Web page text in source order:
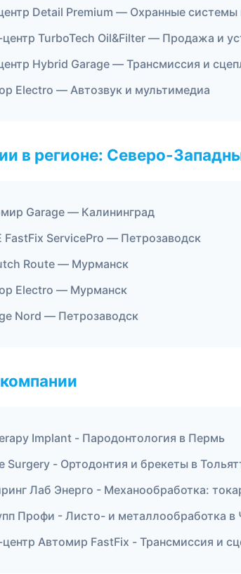
Detail Premium — Охранные системы
TurboTech Oil&Filter — Продажа и
Hybrid Garage — Трансмиссия и
Electro — Автозвук и мультимедиа
в регионе: Северо-
Garage — Калининград
FastFix ServicePro — Петрозаводск
Route — Мурманск
Electro — Мурманск
Nord — Петрозаводск
Implant - Пародонтология в Пермь
Surgery - Ортодонтия и брекеты в
Лаб Энерго - Механообработка:
Профи - Листо- и металлообработка в
Автомир FastFix - Трансмиссия и